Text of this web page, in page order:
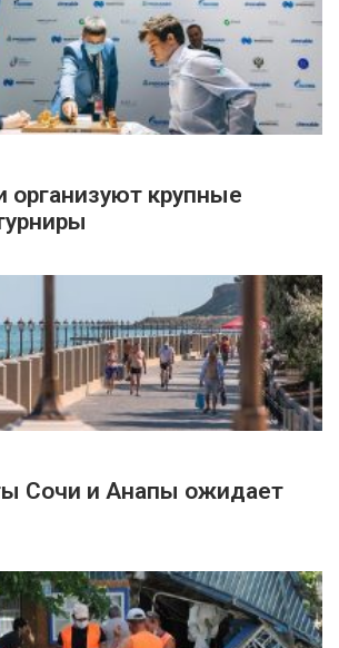
крупные
Сочи и Анапы ожидает